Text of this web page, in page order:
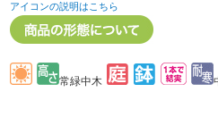
アイコンの説明はこちら
常緑中木